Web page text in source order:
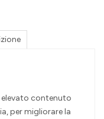
contenuto
per migliorare la